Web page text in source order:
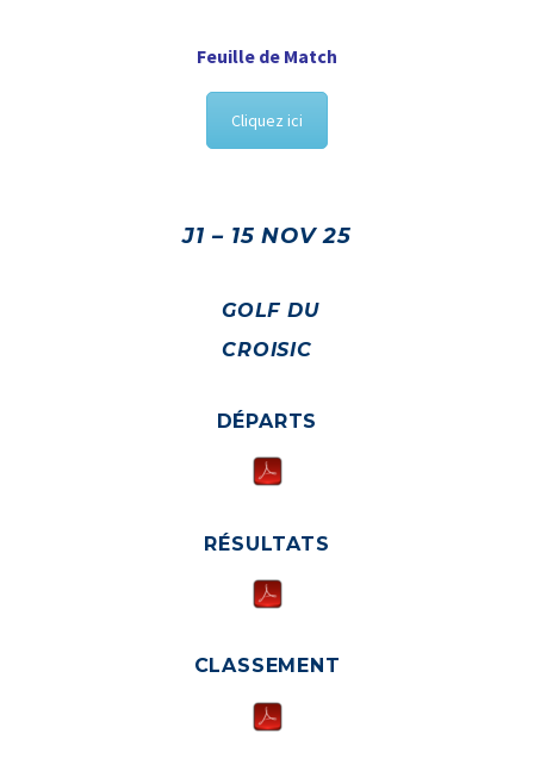
Feuille de Match
Cliquez ici
J1 – 15 NOV 25
GOLF DU
CROISIC
DÉPARTS
RÉSULTATS
CLASSEMENT